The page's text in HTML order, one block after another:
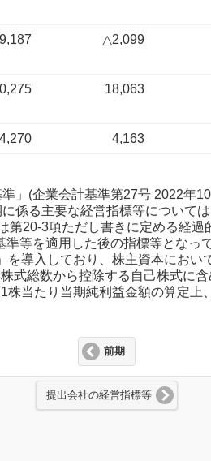
△2,099
18,063
4,270 4,163
」(企業会計基準第27号 2022年
係る主要な経営指標等について
第20-3項ただし書きに定める経
等を適用した後の指標等となっ
導入しており、株主資本にお
式総数から控除する自己株式に含
当たり当期純利益金額の算定
前期
提出会社の経営指標等